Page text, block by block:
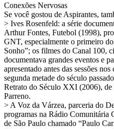
Conexões Nervosas
Se você gostou de Aspirantes,
> Ives Rosenfeld: a série
Arthur Fontes, Futebol (1998),
GNT, especialmente o primeiro
Sonho”; os filmes do Canal 100,
documentava grandes eventos e
apresentado antes das sessões
segunda metade do século
Retrato do Século XXI (2006),
Parreno.
> A Voz da Várzea, parceria do
programas na Rádio Comunitária
de São Paulo chamado “Paulo